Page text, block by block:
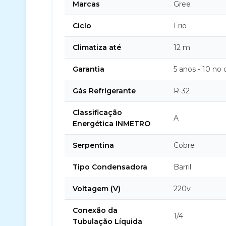
Marcas Gree
Ciclo Frio
Climatiza até 12 m
Garantia 5 anos - 10 no
Gás Refrigerante R-32
Classificação
Energética INMETRO
A
Serpentina Cobre
Tipo Condensadora Barril
Voltagem (V) 220v
Conexão da
Tubulação Líquida
1/4